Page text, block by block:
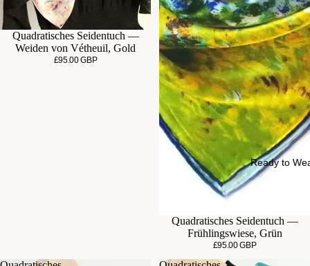
Ready to
Quadratisches Seidentuch —
Weiden von Vétheuil, Gold
£95.00 GBP
Quadratisches Seidentuch —
Frühlingswiese, Grün
£95.00 GBP